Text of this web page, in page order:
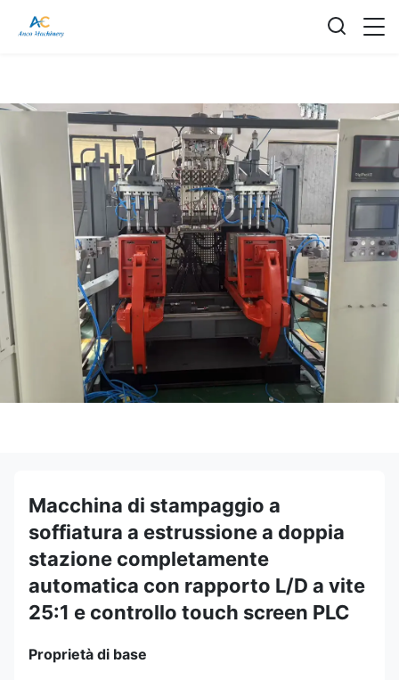
Macchina di stampaggio a
soffiatura a estrussione a doppia
stazione completamente
automatica con rapporto L/D a vite
25:1 e controllo touch screen PLC
Proprietà di base